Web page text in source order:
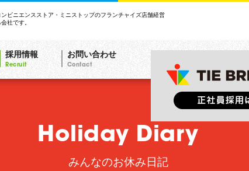
ビニエンスストア・ミニストップのフランチャイズ店舗経営
社です。
採用情報
Recruit
お問い合わせ
Contact
Holiday Diary
みんなのお休み日記